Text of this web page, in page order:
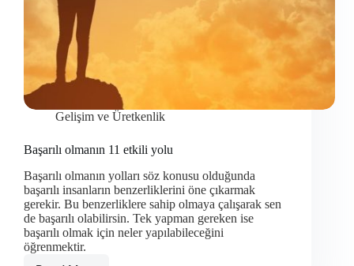
Gelişim ve Üretkenlik
Başarılı olmanın 11 etkili yolu
Başarılı olmanın yolları söz konusu olduğunda
başarılı insanların benzerliklerini öne çıkarmak
gerekir. Bu benzerliklere sahip olmaya çalışarak sen
de başarılı olabilirsin. Tek yapman gereken ise
başarılı olmak için neler yapılabileceğini
öğrenmektir.